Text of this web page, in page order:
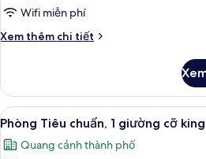
Wifi miễn phí
Xem thêm chi tiết
Chi
Phòng
Tiêu
chuẩn
Xem
tất
cả
Bộ
5
Phòng Tiêu chuẩn, 1 giường cỡ king
Quang cảnh thành phố